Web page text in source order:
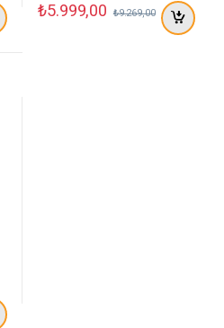
₺5.999,00 ₺9.269,00